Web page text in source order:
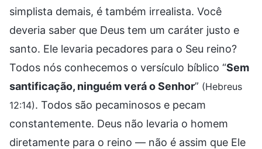
simplista demais, é também irrealista. Você
deveria saber que Deus tem um caráter justo e
santo. Ele levaria pecadores para o Seu reino?
Todos nós conhecemos o versículo bíblico “Sem
santificação, ninguém verá o Senhor” (Hebreus
12:14). Todos são pecaminosos e pecam
constantemente. Deus não levaria o homem
diretamente para o reino — não é assim que Ele